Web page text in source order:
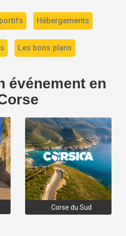
Hébergements
Les bons plans
événement en
Corse du Sud